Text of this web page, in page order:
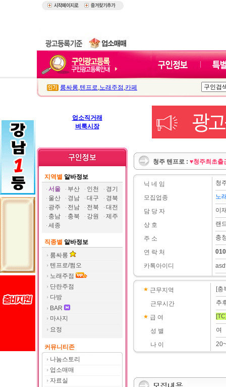
룸싸롱,텐프로,노래주점 ,카페
업소직거래
벼룩시장
지역별 알바정보
서울
부산 인천
경기
울산
경남 대구
경북
광주
전남 전북
대전
충남
충북 강원
제주
세종
직종별 알바정보
룸싸롱
텐프로/쩜오
노래주점
단란주점
다방
BAR
마사지
요정
커뮤니티존
나눔스토리
업소매매
자료실
청주 텐프로 : ♥청주최초출
닉 네 임
모집업종
담 당 자
상 호
주 소
연 락 처
카톡아이디
청
노
이
랜
충
근무지역
근무시간
급 여
성 별
나 이
[충
추
여